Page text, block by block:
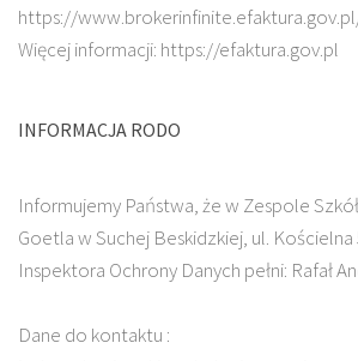
https://
Więcej informacji: https://efaktura.gov.pl
INFORMACJA RODO
Informujemy Państwa, że w Zespole
Goetla w Suchej Beskidzkiej, ul. Kościelna
Inspektora Ochrony Danych pełni: Rafał
Dane do kontaktu :